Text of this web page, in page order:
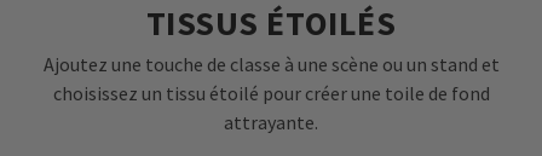
TISSUS ÉTOILÉS
Ajoutez une touche de classe à une scène ou un stand et
choisissez un tissu étoilé pour créer une toile de fond
attrayante.